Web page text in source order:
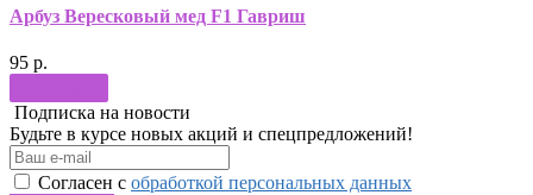
Арбуз Вересковый мед F1 Гавриш
95 р.
Подписка на новости
Будьте в курсе новых акций и спецпредложений!
Согласен с обработкой персональных данных